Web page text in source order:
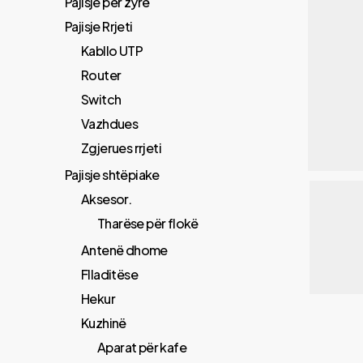
Pajisje Rrjeti
Kabllo UTP
Router
Switch
Vazhdues
Zgjerues rrjeti
Pajisje shtëpiake
Aksesor.
Tharëse për flokë
Antenë dhome
Flladitëse
Hekur
Kuzhinë
Aparat për kafe